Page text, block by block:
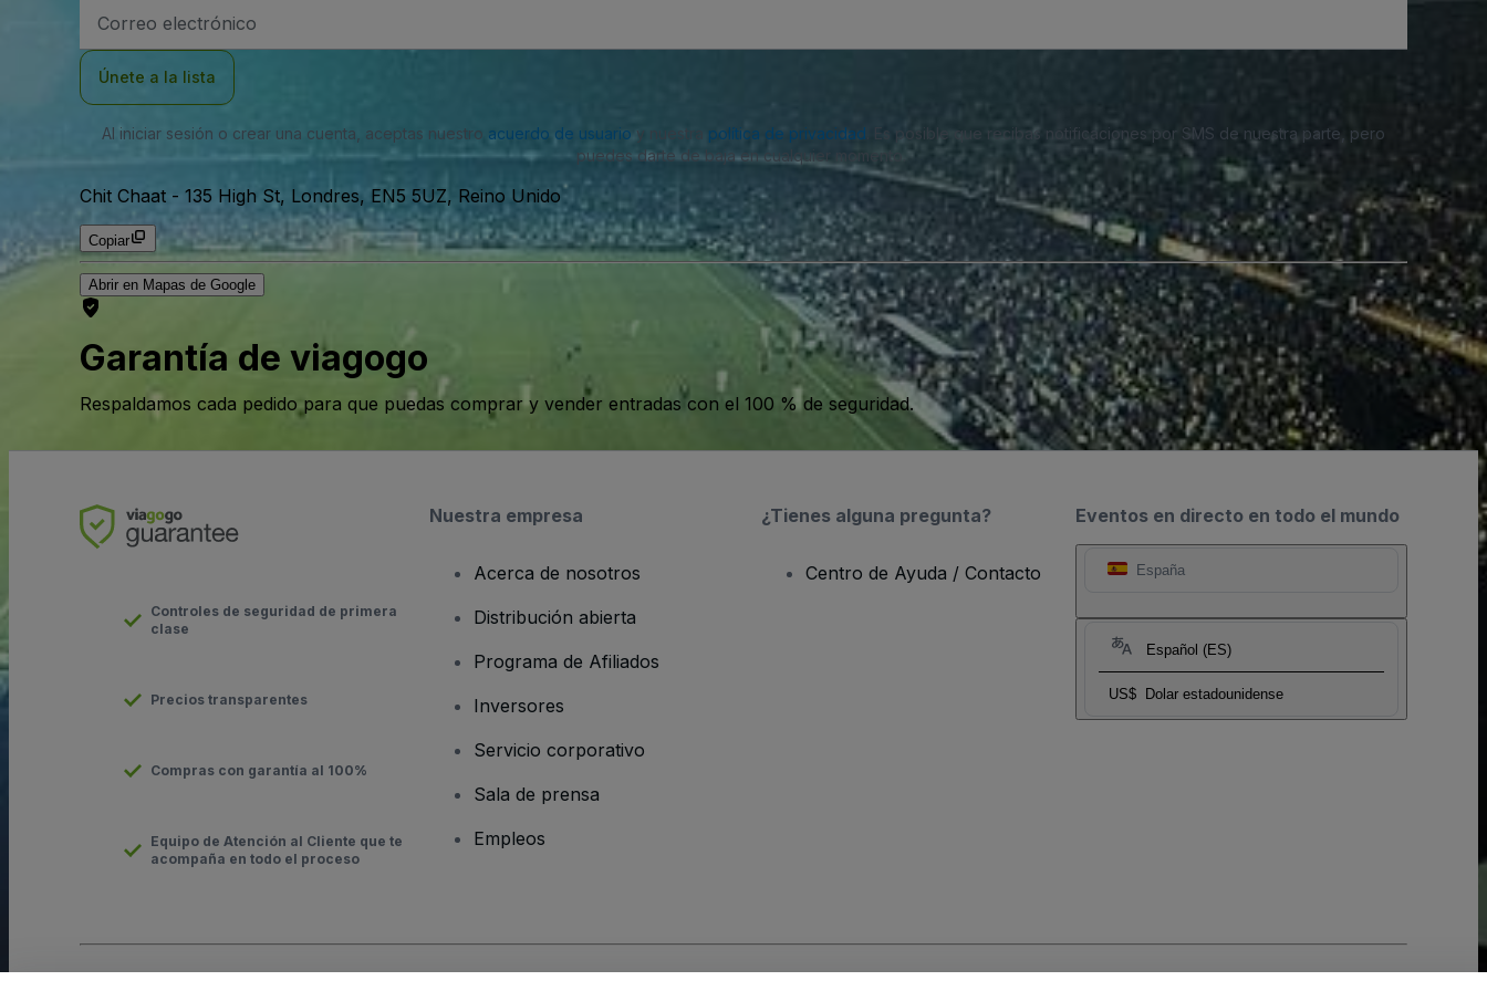
de
Únete a la lista
Al iniciar sesión o crear una cuenta, aceptas nuestro acuerdo de usuarioy nuestra política de privacidad . Es posible que recibas notificaciones por SMS de nuestra parte, pero
puedes darte de baja en cualquier momento.
Chit Chaat - 135 High St, Londres, EN5 5UZ, Reino Unido
Copiar
Abrir en Mapas de Google
Garantía de viagogo
Respaldamos cada pedido para que puedas comprar y vender entradas con el 100 % de seguridad.
Eventos en directo en todo el mundo
España
Español (ES)
US$ Dolar estadounidense
Controles de seguridad de primera
clase
Precios transparentes
Compras con garantía al 100%
Equipo de Atención al Cliente que te
acompaña en todo el proceso
Nuestra empresa
Acerca de nosotros
Distribución abierta
Programa de Afiliados
Inversores
Servicio corporativo
Sala de prensa
Empleos
¿Tienes alguna pregunta?
Centro de Ayuda / Contacto